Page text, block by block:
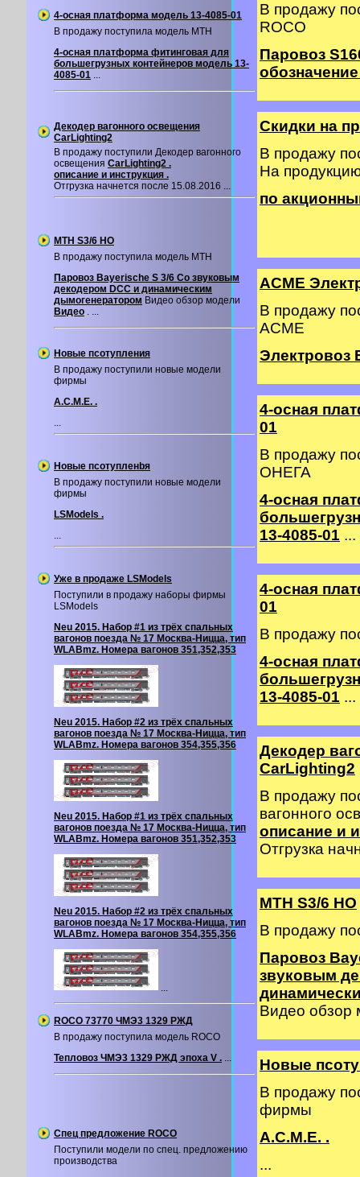
4-осная платформа модель 13-4085-01
В продажу поступила модель MTH
4-осная платформа фитинговая для
большегрузных контейнеров модель 13-
4085-01 ...
Декодер вагонного освещения
CarLighting2
В продажу поступили Декодер вагонного
освещения CarLighting2 .
описание и инструкция .
Отгрузка начнется после 15.08.2016 ...
MTH S3/6 HO
В продажу поступила модель MTH
Паровоз Bayerische S 3/6 Со звуковым
декодером DCC и динамическим
дымогенератором Видео обзор модели
Видео . ...
Новые псотупления
В продажу поступили новые модели
фирмы
A.C.M.E. .
...
Новые псотупленbя
В продажу поступили новые модели
фирмы
LSModels .
...
Уже в продаже LSModels
Поступили в продажу наборы фирмы
LSModels
Neu 2015. Набор #1 из трёх спальных
вагонов поезда № 17 Москва-Ницца, тип
WLABmz. Номера вагонов 351,352,353
Neu 2015. Набор #2 из трёх спальных
вагонов поезда № 17 Москва-Ницца, тип
WLABmz. Номера вагонов 354,355,356
Neu 2015. Набор #1 из трёх спальных
вагонов поезда № 17 Москва-Ницца, тип
WLABmz. Номера вагонов 351,352,353
Neu 2015. Набор #2 из трёх спальных
вагонов поезда № 17 Москва-Ницца, тип
WLABmz. Номера вагонов 354,355,356
ROCO 73770 ЧМЭ3 1329 РЖД
В продажу поступила модель ROCO
Тепловоз ЧМЭ3 1329 РЖД эпоха V . ...
Спец предложение ROCO
Поступили модели по спец. предложению
производства
В продажу
ROCO
Паровоз
Скидки на
В продажу
На
по
ACME
В продажу
ACME
Электровоз
4-осная
01
В продажу
ОНЕГА
4-осная
13-4085-01 ...
4-осная
01
В продажу
4-осная
13-4085-01 ...
Декодер
CarLighting2
В продажу
вагонного
описание и
Отгрузка
MTH S3/6 HO
В продажу
Паровоз
звуковым
Видео обзор
Новые
В продажу
фирмы
A.C.M.E. .
...